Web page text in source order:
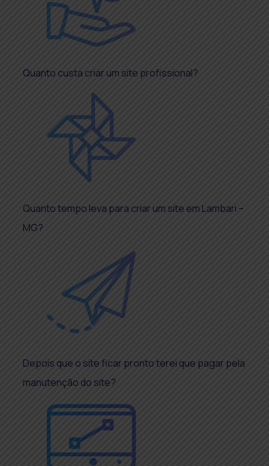
Quanto custa criar um site profissional?
Quanto tempo leva para criar um site em Lambari –
MG?
Depois que o site ficar pronto terei que pagar pela
manutenção do site?